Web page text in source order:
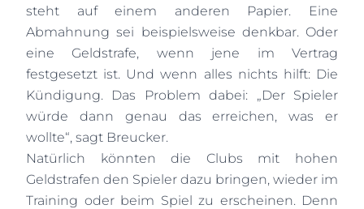
steht auf einem anderen Papier. Eine
Abmahnung sei beispielsweise denkbar. Oder
eine Geldstrafe, wenn jene im Vertrag
festgesetzt ist. Und wenn alles nichts hilft: Die
Kündigung. Das Problem dabei: „Der Spieler
würde dann genau das erreichen, was er
wollte“, sagt Breucker.
Natürlich könnten die Clubs mit hohen
Geldstrafen den Spieler dazu bringen, wieder im
Training oder beim Spiel zu erscheinen. Denn